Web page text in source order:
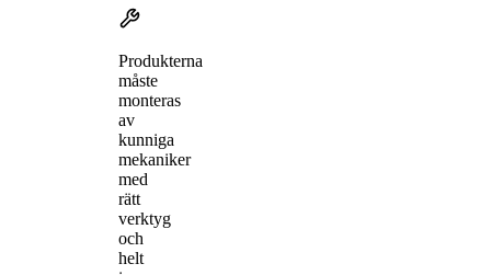
Produkterna
måste
monteras
av
kunniga
mekaniker
med
rätt
verktyg
och
helt